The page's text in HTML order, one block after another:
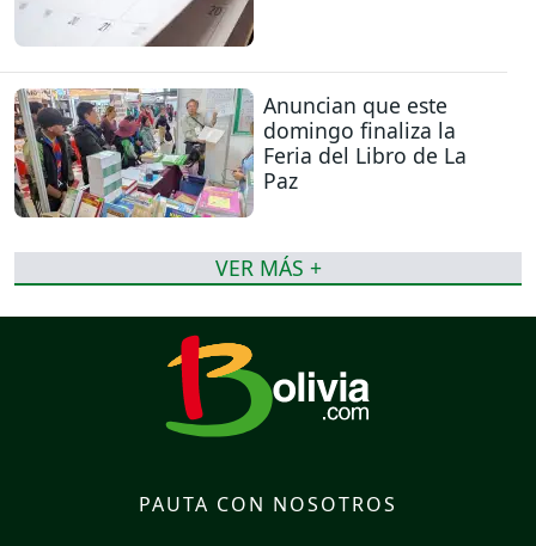
Anuncian que este
domingo finaliza la
Feria del Libro de La
Paz
VER MÁS +
PAUTA CON NOSOTROS